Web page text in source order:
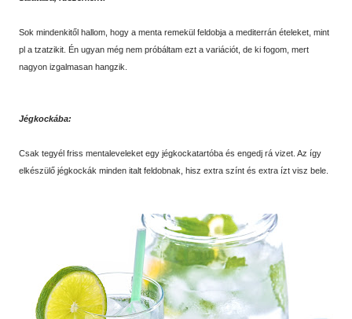
Sok mindenkitől hallom, hogy a menta remekül feldobja a mediterrán ételeket, mint
pl a tzatzikit. Én ugyan még nem próbáltam ezt a variációt, de ki fogom, mert
nagyon izgalmasan hangzik.
Jégkockába:
Csak tegyél friss mentaleveleket egy jégkockatartóba és engedj rá vizet. Az így
elkészülő jégkockák minden italt feldobnak, hisz extra színt és extra ízt visz bele.